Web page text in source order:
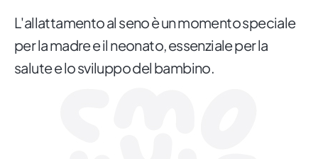
L'allattamento al seno è un momento speciale
per la madre e il neonato, essenziale per la
salute e lo sviluppo del bambino.